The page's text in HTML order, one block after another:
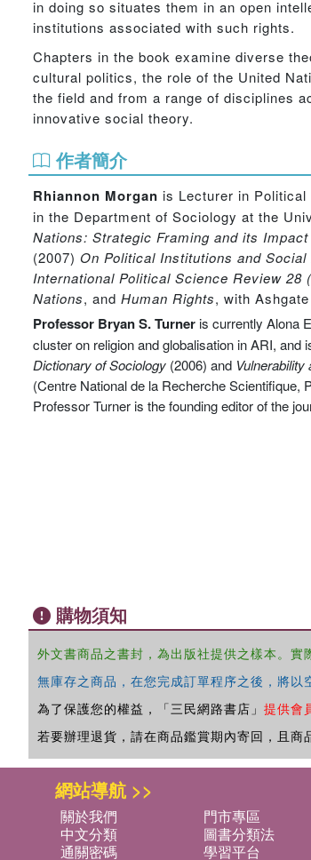
in doing so situates them in an open
institutions associated with such rights.
Chapters in the book examine diverse
cultural politics, the role of the United
the field and from a range of disciplines
innovative social theory.
作者簡介
Rhiannon Morgan is Lecturer in Political
in the Department of Sociology at the
Nations: Strategic Framing and its
(2007) On Political Institutions and
International Political Science Review 28
Nations, and Human Rights, with
Professor Bryan S. Turneris currently Alona
cluster on religion and globalisation in ARI,
Dictionary of Sociology (2006) and
(Centre National de la Recherche
Professor Turner is the founding editor of the
購物須知
外文書商品之書封，為出版社提供之樣本。實
無庫存之商品，在您完成訂單程序之後，將
為了保護您的權益，「三民網路書店」 提供會
若要辦理退貨，請在商品鑑賞期內寄回，且商
網站導航 >>
關於我們 門市專區
中文分類
圖書分類法
通關密碼
學習平台